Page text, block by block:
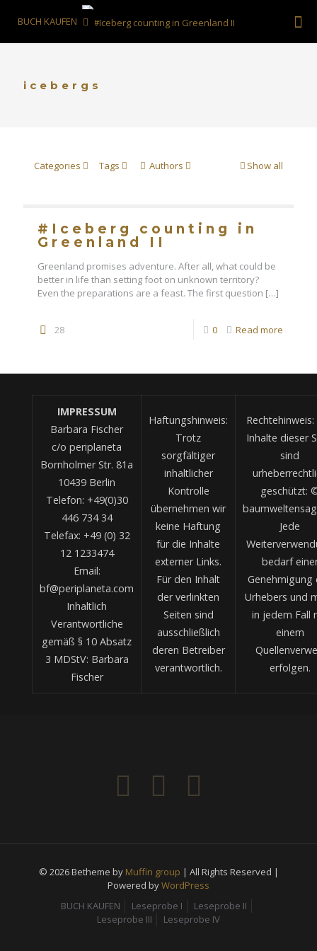
BUCH KAUFEN
icebergs
Categories Tags Authors Show all
#Iceberg counting in
Greenland II
Greenland promises adventure. After all, what could be
better in life than setting foot on unknown territory?
Even the preparations are a feast. The first question […]
28 0 Read more
IMPRESSUM
Barbara Fischer
c/o periplaneta
Bornholmer Str. 81a
10439 Berlin
Telefon: +49(0)30
446 734 34
Telefax: +49 (0) 32
12 1233474
Email:
bf@periplaneta.com
Inhaltlich
Verantwortliche
gemäß § 10 Absatz
3 MDStV: Barbara
Fischer
Haftungshinweis:
Trotz
sorgfältiger
inhaltlicher
Kontrolle
übernehmen wir
keine Haftung
für die Inhalte
externer Links.
Für den Inhalt
der verlinkten
Seiten sind
ausschließlich
deren Betreiber
verantwortlich.
Rechtehinweis:
Inhalte dieser
sind
geschützt:
Jede
bedarf
Genehmigung
Urhebers und
in jedem Fall
einem
erfolgen.
© 2026 Betheme by Muffin group | All Rights Reserved |
Powered byWordPress
BUCH KAUFEN
Leseprobe I
Leseprobe II
Leseprobe III
Leseprobe IV